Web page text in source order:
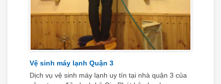
Vệ sinh máy lạnh Quận 3
Dịch vụ vệ sinh máy lạnh uy tín tại nhà quận 3 của